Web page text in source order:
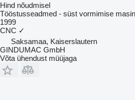
Hind nõudmisel
Tööstusseadmed - süst vormimise
1999
CNC ✓
Saksamaa, Kaiserslautern
GINDUMAC GmbH
Võta ühendust müüjaga